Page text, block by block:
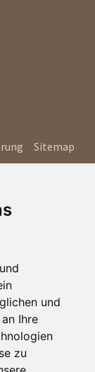
und
Ihre
zu
Sitemap